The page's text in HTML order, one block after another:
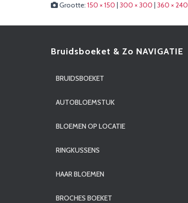
Grootte: 150 × 150 | 300 × 300 | 360 × 240
Bruidsboeket & Zo NAVIGATIE
BRUIDSBOEKET
AUTOBLOEMSTUK
BLOEMEN OP LOCATIE
RINGKUSSENS
HAAR BLOEMEN
BROCHES BOEKET